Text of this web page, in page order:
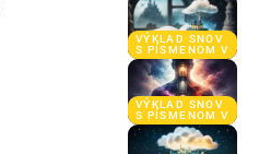
VÝKLAD SNOV
S PÍSMENOM V
VÝKLAD SNOV
S PÍSMENOM V